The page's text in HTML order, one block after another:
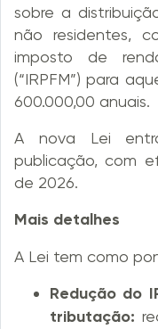
sobre a
não residentes,
imposto de
(“IRPFM”) para
600.000,00 anuais.
A nova Lei
publicação, com
de 2026.
Mais detalhes
A Lei tem como
Redução do
tributação: